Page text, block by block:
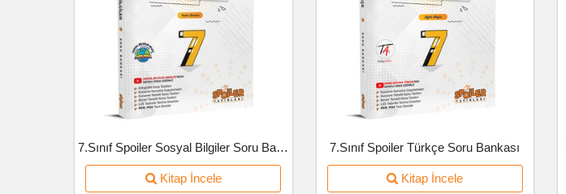
7.Sınıf Spoiler Sosyal Bilgiler Soru Bankası
Kitap İncele
7.Sınıf Spoiler Türkçe Soru Bankası
Kitap İncele